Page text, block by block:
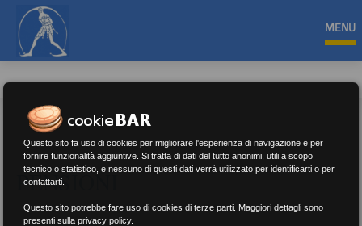
MENU
PENSIONI
Questo sito fa uso di cookies per migliorare l'esperienza di navigazione e per
fornire funzionalità aggiuntive. Si tratta di dati del tutto anonimi, utili a scopo
tecnico o statistico, e nessuno di questi dati verrà utilizzato per identificarti o per
contattarti.
Questo sito potrebbe fare uso di cookies di terze parti. Maggiori dettagli sono
presenti sulla privacy policy.